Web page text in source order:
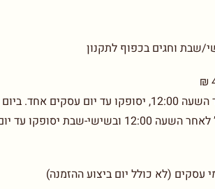
שבת וחגים בכפוף לתקנון
עד יום ב’. בכפוף לתקנון